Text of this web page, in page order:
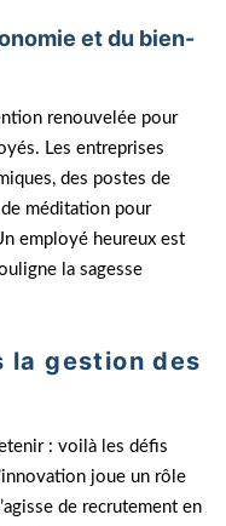
et du bien-
renouvelée pour
Les entreprises
des postes de
méditation pour
employé heureux est
la sagesse
la gestion des
: voilà les défis
joue un rôle
de recrutement en